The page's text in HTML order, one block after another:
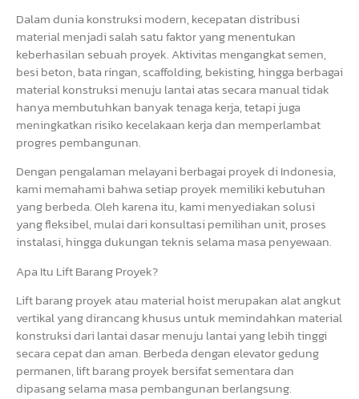
Dalam dunia konstruksi modern, kecepatan distribusi
material menjadi salah satu faktor yang menentukan
keberhasilan sebuah proyek. Aktivitas mengangkat semen,
besi beton, bata ringan, scaffolding, bekisting, hingga berbagai
material konstruksi menuju lantai atas secara manual tidak
hanya membutuhkan banyak tenaga kerja, tetapi juga
meningkatkan risiko kecelakaan kerja dan memperlambat
progres pembangunan.
Dengan pengalaman melayani berbagai proyek di Indonesia,
kami memahami bahwa setiap proyek memiliki kebutuhan
yang berbeda. Oleh karena itu, kami menyediakan solusi
yang fleksibel, mulai dari konsultasi pemilihan unit, proses
instalasi, hingga dukungan teknis selama masa penyewaan.
Apa Itu Lift Barang Proyek?
Lift barang proyek atau material hoist merupakan alat angkut
vertikal yang dirancang khusus untuk memindahkan material
konstruksi dari lantai dasar menuju lantai yang lebih tinggi
secara cepat dan aman. Berbeda dengan elevator gedung
permanen, lift barang proyek bersifat sementara dan
dipasang selama masa pembangunan berlangsung.